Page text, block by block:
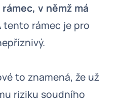
v němž má
tento rámec je pro
to znamená, že už
riziku soudního